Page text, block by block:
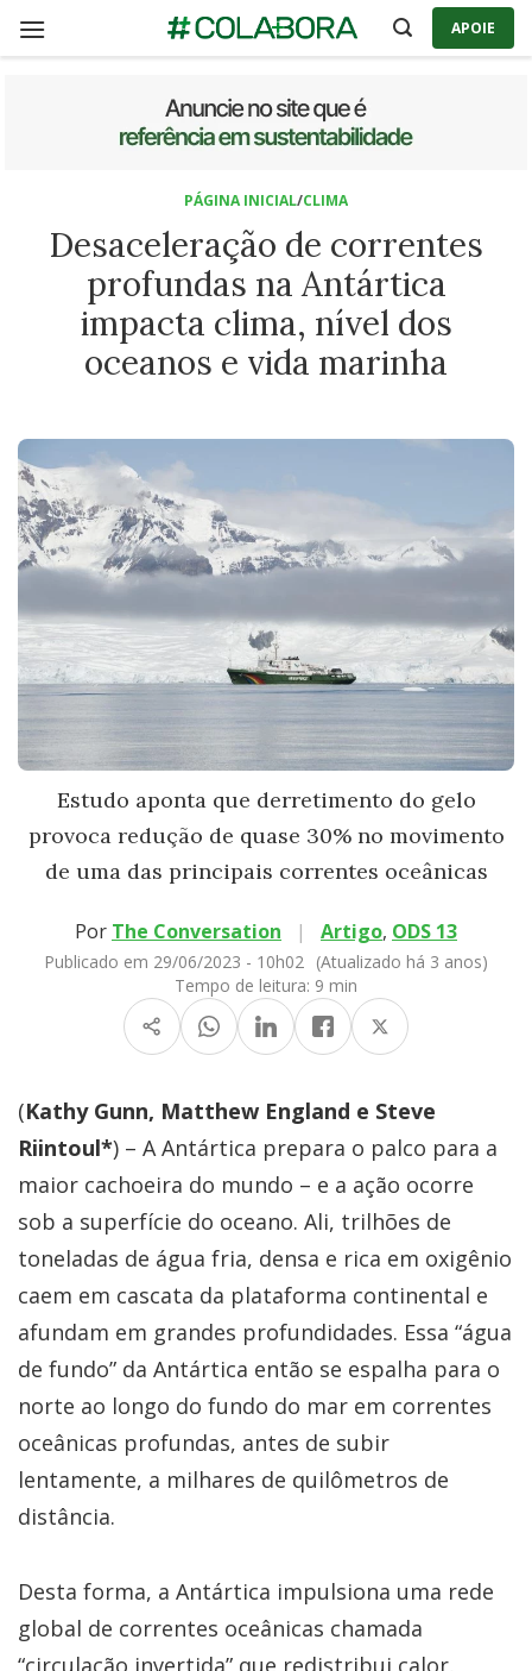
APOIE
PÁGINA INICIAL/CLIMA
Desaceleração de correntes
profundas na Antártica
impacta clima, nível dos
oceanos e vida marinha
Estudo aponta que derretimento do gelo
provoca redução de quase 30% no movimento
de uma das principais correntes oceânicas
Por The Conversation | Artigo, ODS 13
Publicado em 29/06/2023 - 10h02
(Atualizado há 3 anos)
Tempo de leitura: 9 min
(Kathy Gunn, Matthew England e Steve
Riintoul*) – A Antártica prepara o palco para a
maior cachoeira do mundo – e a ação ocorre
sob a superfície do oceano. Ali, trilhões de
toneladas de água fria, densa e rica em oxigênio
caem em cascata da plataforma continental e
afundam em grandes profundidades. Essa “água
de fundo” da Antártica então se espalha para o
norte ao longo do fundo do mar em correntes
oceânicas profundas, antes de subir
lentamente, a milhares de quilômetros de
distância.
Desta forma, a Antártica impulsiona uma rede
global de correntes oceânicas chamada
“circulação invertida” que redistribui calor,